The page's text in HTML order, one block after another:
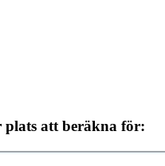
att beräkna för: